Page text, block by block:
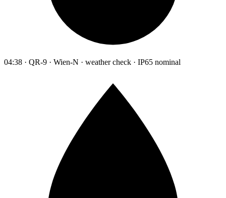
04:38 · QR-9 · Wien-N · weather check · IP65 nominal